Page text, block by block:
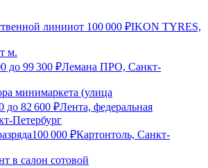
линииот 100 000 ₽IKON TYRES,
м.
до 99 300 ₽Лемана ПРО, Санкт-
минимаркета (улица
до 82 600 ₽Лента, федеральная
Петербург
100 000 ₽Картонтоль, Санкт-
в салон сотовой